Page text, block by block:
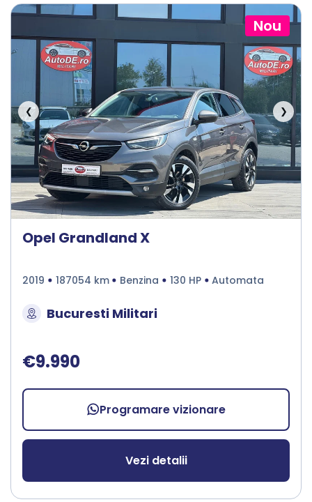
Nou
❮ ❯
Opel Grandland X
2019 187054 km Benzina 130 HP Automata
Bucuresti Militari
€9.990
Programare vizionare
Vezi detalii